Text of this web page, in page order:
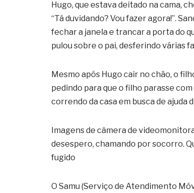
Hugo, que estava deitado na cama,
“Tá duvidando? Vou fazer agora!”.
fechar a janela e trancar a porta do
pulou sobre o pai, desferindo várias
Mesmo após Hugo cair no chão, o
pedindo para que o filho parasse
correndo da casa em busca de ajuda
Imagens de câmera de
desespero, chamando por socorro.
fugido
O Samu (Serviço de Atendimento